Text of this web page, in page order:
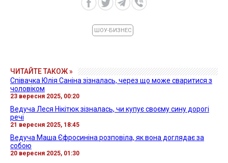
ШОУ-БИЗНЕС
ЧИТАЙТЕ ТАКОЖ »
Співачка Юлія Саніна зізналась, через що може сваритися з
чоловіком
23 вересня 2025, 00:20
Ведуча Леся Нікітюк зізналась, чи купує своєму сину дорогі
речі
21 вересня 2025, 18:45
Ведуча Маша Єфросиніна розповіла, як вона доглядає за
собою
20 вересня 2025, 01:30